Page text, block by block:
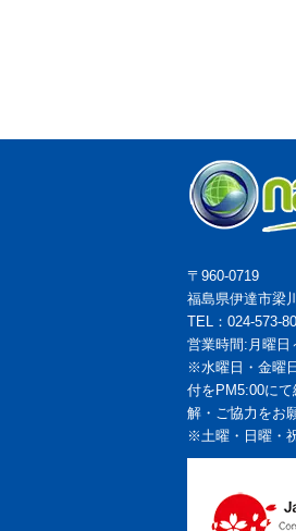
〒960-0719
福島県伊達市梁
TEL：024-573-
営業時間:月曜日
※水曜日・金曜
付をPM5:00に
解・ご協力をお
※土曜・日曜・